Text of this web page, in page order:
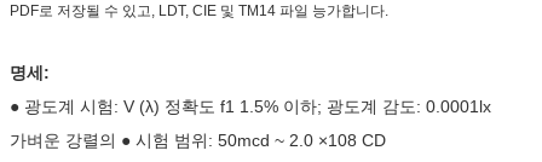
PDF로 저장될 수 있고, LDT, CIE 및 TM14 파일 능가합니다.
명세:
● 광도계 시험: V (λ) 정확도 f1 1.5% 이하; 광도계 감도: 0.0001lx
가벼운 강렬의 ● 시험 범위: 50mcd ~ 2.0 ×108 CD